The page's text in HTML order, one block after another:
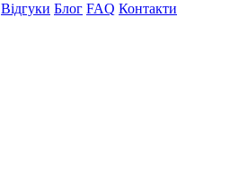
Відгуки Блог FAQ Контакти